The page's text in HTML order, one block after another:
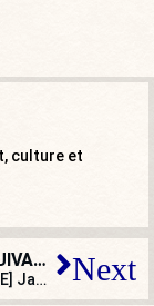
culture et
ARTICLE SUIVANT
[SATIRE A VUE] James Bond va-t-il passer à la moulinette mondialiste ? Next